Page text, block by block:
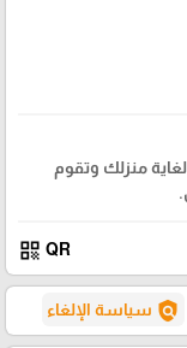
منزلك وتقوم
QR
qr_code
policy سياسة الإلغاء